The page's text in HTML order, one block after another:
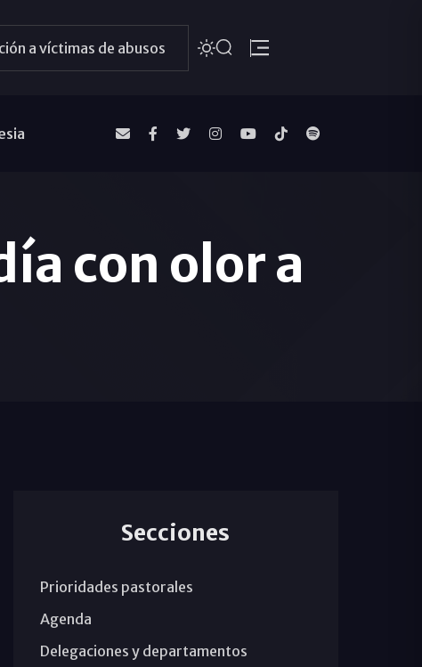
a víctimas de abusos
con olor a
Secciones
Prioridades pastorales
Agenda
Delegaciones y departamentos